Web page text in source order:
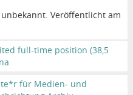
Veröffentlicht am
full-time position (38,5
für Medien- und